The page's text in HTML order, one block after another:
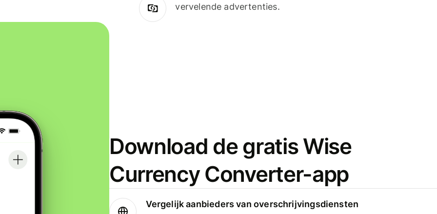
vervelende advertenties.
Download de gratis Wise
Currency Converter-app
Vergelijk aanbieders van overschrijvingsdiensten